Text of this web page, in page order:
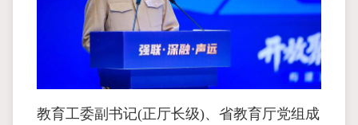
教育工委副书记(正厅长级)、省教育厅党组成